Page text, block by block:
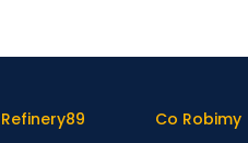
Refinery89
Co Robimy